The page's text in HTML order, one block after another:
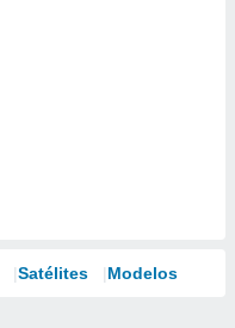
Satélites Modelos